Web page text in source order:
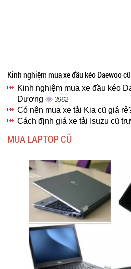
Kinh nghiệm mua xe đầu kéo Daewoo
Kinh nghiệm mua xe đầu kéo
Dương
3962
Có nên mua xe tải Kia cũ giá
Cách định giá xe tải Isuzu cũ
MUA LAPTOP CŨ